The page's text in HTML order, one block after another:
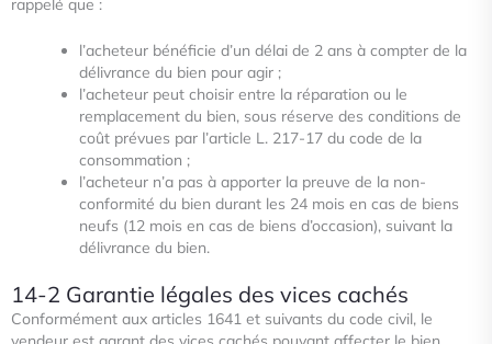
rappelé que :
l’acheteur bénéficie d’un délai de 2 ans à compter de la
délivrance du bien pour agir ;
l’acheteur peut choisir entre la réparation ou le
remplacement du bien, sous réserve des conditions de
coût prévues par l’article L. 217-17 du code de la
consommation ;
l’acheteur n’a pas à apporter la preuve de la non-
conformité du bien durant les 24 mois en cas de biens
neufs (12 mois en cas de biens d’occasion), suivant la
délivrance du bien.
14-2 Garantie légales des vices cachés
Conformément aux articles 1641 et suivants du code civil, le